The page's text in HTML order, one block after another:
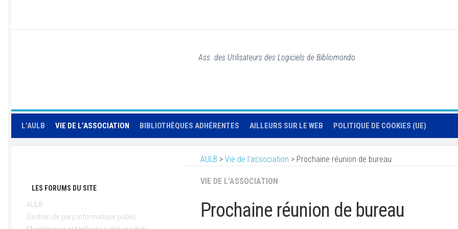
Ass. des Utilisateurs des Logiciels de Bibliomondo
L’AULB VIE DE L’ASSOCIATION BIBLIOTHÈQUES ADHÉRENTES AILLEURS SUR LE WEB POLITIQUE DE COOKIES (UE)
AULB > Vie de l'association > Prochaine réunion de bureau
VIE DE L'ASSOCIATION
Prochaine réunion de bureau
LES FORUMS DU SITE
AULB
Gestion de parc informatique public